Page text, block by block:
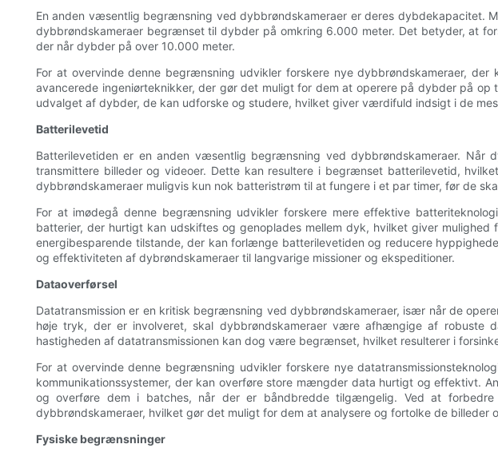
En anden væsentlig begrænsning ved dybbrøndskameraer er deres dybdekapacitet.
dybbrøndskameraer begrænset til dybder på omkring 6.000 meter. Det betyder, at
der når dybder på over 10.000 meter.
For at overvinde denne begrænsning udvikler forskere nye dybbrøndskameraer,
avancerede ingeniørteknikker, der gør det muligt for dem at operere på dybder på
udvalget af dybder, de kan udforske og studere, hvilket giver værdifuld indsigt i de
Batterilevetid
Batterilevetiden er en anden væsentlig begrænsning ved dybbrøndskameraer.
transmittere billeder og videoer. Dette kan resultere i begrænset batterilevetid,
dybbrøndskameraer muligvis kun nok batteristrøm til at fungere i et par timer, før de
For at imødegå denne begrænsning udvikler forskere mere effektive
batterier, der hurtigt kan udskiftes og genoplades mellem dyk, hvilket giver
energibesparende tilstande, der kan forlænge batterilevetiden og reducere
og effektiviteten af ​​dybrøndskameraer til langvarige missioner og ekspeditioner.
Dataoverførsel
Datatransmission er en kritisk begrænsning ved dybbrøndskameraer, især når de
høje tryk, der er involveret, skal dybbrøndskameraer være afhængige af robuste
hastigheden af ​​datatransmissionen kan dog være begrænset, hvilket resulterer i
For at overvinde denne begrænsning udvikler forskere nye
kommunikationssystemer, der kan overføre store mængder data hurtigt og effektivt.
og overføre dem i batches, når der er båndbredde tilgængelig. Ved at
dybbrøndskameraer, hvilket gør det muligt for dem at analysere og fortolke de billeder
Fysiske begrænsninger